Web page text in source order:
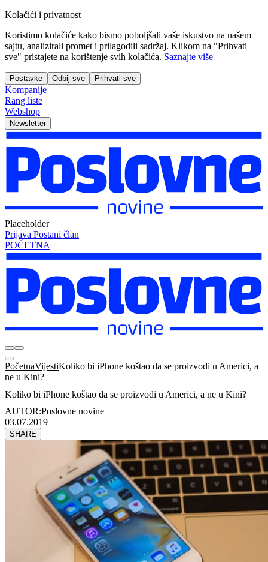
Kolačići i privatnost
Koristimo kolačiće kako bismo poboljšali vaše iskustvo na našem
sajtu, analizirali promet i prilagodili sadržaj. Klikom na "Prihvati
sve" pristajete na korištenje svih kolačića. Saznajte više
Postavke Odbij sve Prihvati sve
Kompanije
Rang liste
Webshop
Newsletter
Placeholder
Prijava Postani član
POČETNA
PočetnaVijestiKoliko bi iPhone koštao da se proizvodi u Americi, a
ne u Kini?
Koliko bi iPhone koštao da se proizvodi u Americi, a ne u Kini?
AUTOR:Poslovne novine
03.07.2019
SHARE